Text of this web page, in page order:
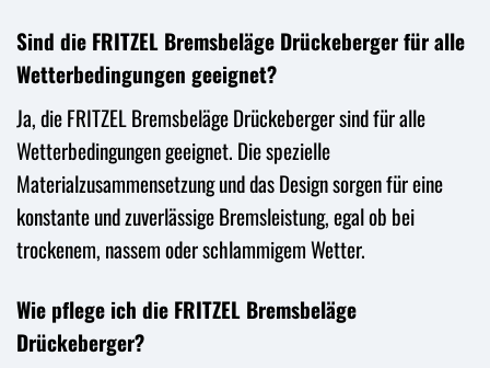
Sind die FRITZEL Bremsbeläge Drückeberger für alle
Wetterbedingungen geeignet?
Ja, die FRITZEL Bremsbeläge Drückeberger sind für alle
Wetterbedingungen geeignet. Die spezielle
Materialzusammensetzung und das Design sorgen für eine
konstante und zuverlässige Bremsleistung, egal ob bei
trockenem, nassem oder schlammigem Wetter.
Wie pflege ich die FRITZEL Bremsbeläge
Drückeberger?